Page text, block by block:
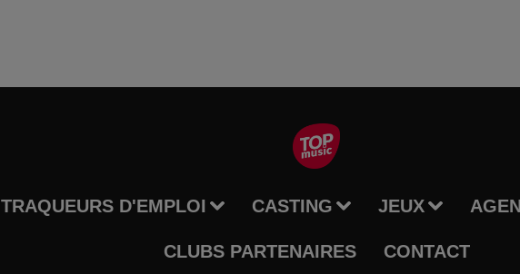
TRAQUEURS D'EMPLOI CASTING JEUX
CLUBS PARTENAIRES CONTACT